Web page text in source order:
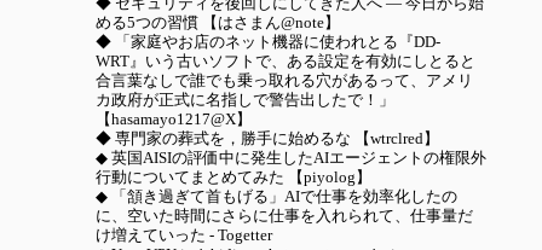
める5つの習慣 【はさまん@note】
◆ 「家庭やお店のネット機器に使われとる『DD-
WRT』いう古いソフトで、ある設定を有効にしとると
合言葉なしで誰でも乗っ取れる穴があるって、アメリ
カ政府が正式に名指しで警告出したで！」
【hasamayo1217@X】
◆ 専門家の葬式を，勝手に始めるな 【wtrclred】
◆ 英国AISIの評価中に発生したAIエージェントの権限外
行動についてまとめてみた 【piyolog】
◆ 「頷き過ぎて首もげる」AIで仕事を効率化したの
に、空いた時間にさらに仕事を入れられて、仕事量だ
け増えていった - Togetter